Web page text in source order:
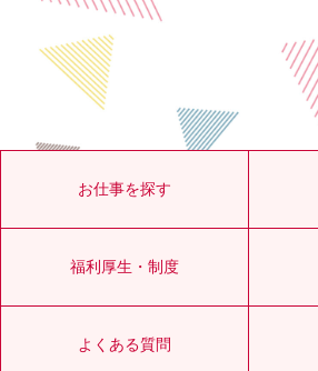
お仕事を探す
福利厚生・制度
よくある質問